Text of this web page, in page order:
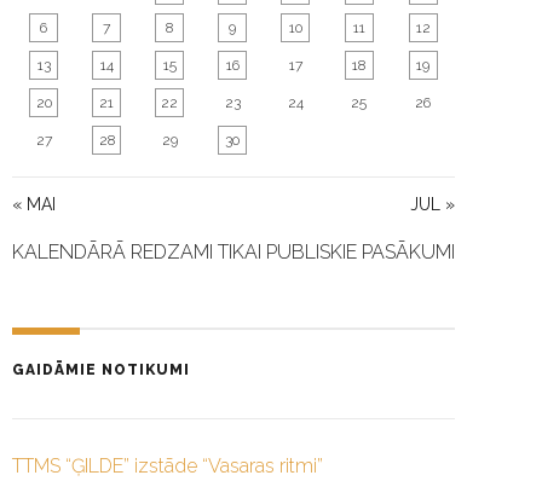
« MAI JUL »
6 7 8 9 10 11 12
13 14 15 16 17 18 19
20 21 22 23 24 25 26
27 28 29 30
KALENDĀRĀ REDZAMI TIKAI PUBLISKIE PASĀKUMI
GAIDĀMIE NOTIKUMI
TTMS “ĢILDE” izstāde “Vasaras ritmi”